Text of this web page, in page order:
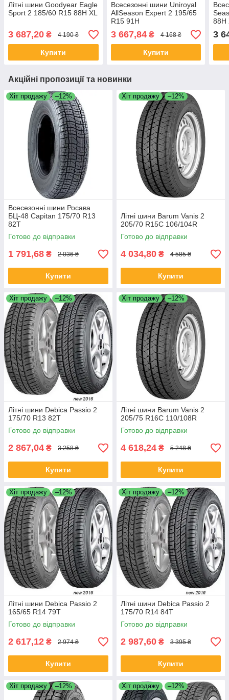
Літні шини Goodyear Eagle
Sport 2 185/60 R15 88H XL
3 687,20 ₴ 4 190 ₴
Купити
Всесезонні шини Uniroyal
AllSeason Expert 2 195/65
R15 91H
3 667,84₴ 4 168 ₴
Купити
88H
3
Акційні пропозиції та новинки
Хіт продажу –12%
Всесезонні шини Росава
БЦ-48 Capitan 175/70 R13
82T
Готово до відправки
1 791,68 ₴ 2 036 ₴
Купити
Хіт продажу –12%
Літні шини Barum Vanis 2
205/70 R15C 106/104R
Готово до відправки
4 034,80 ₴ 4 585 ₴
Купити
Хіт продажу –12%
Літні шини Debica Passio 2
175/70 R13 82T
Готово до відправки
2 867,04 ₴ 3 258 ₴
Купити
Хіт продажу –12%
Літні шини Barum Vanis 2
205/75 R16C 110/108R
Готово до відправки
4 618,24 ₴ 5 248 ₴
Купити
Хіт продажу –12%
Літні шини Debica Passio 2
165/65 R14 79T
Готово до відправки
2 617,12 ₴ 2 974 ₴
Купити
Хіт продажу –12%
Літні шини Debica Passio 2
175/70 R14 84T
Готово до відправки
2 987,60 ₴ 3 395 ₴
Купити
Хіт продажу –12% Хіт продажу –12%